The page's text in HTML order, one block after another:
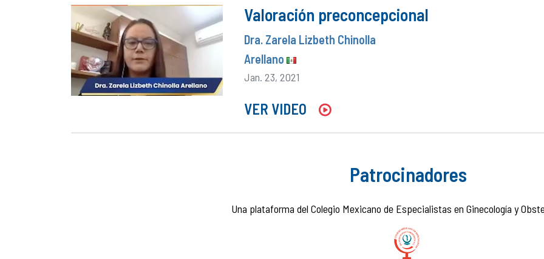
Valoración preconcepcional
Dra. Zarela Lizbeth Chinolla
Arellano
Jan. 23, 2021
VER VIDEO
Patrocinadores
Una plataforma del Colegio Mexicano de Especialistas en Ginecología y